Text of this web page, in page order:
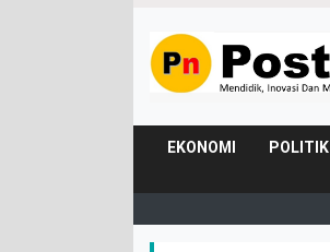
EKONOMI POLITIK